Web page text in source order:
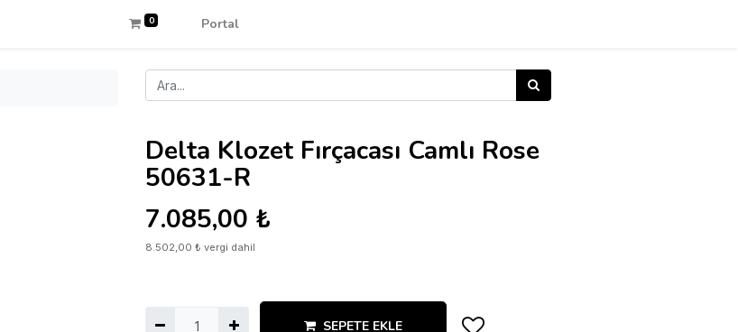
0 Portal
Delta Klozet Fırçacası Camlı Rose
50631-R
7.085,00 ₺
8.502,00 ₺ vergi dahil
SEPETE EKLE